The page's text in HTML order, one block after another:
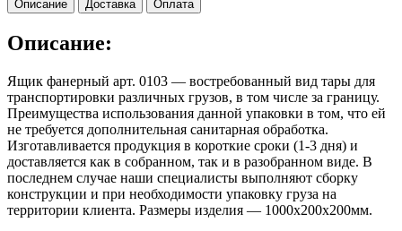
Описание Доставка Оплата
Описание:
Ящик фанерный арт. 0103 — востребованный вид тары для
транспортировки различных грузов, в том числе за границу.
Преимущества использования данной упаковки в том, что ей
не требуется дополнительная санитарная обработка.
Изготавливается продукция в короткие сроки (1-3 дня) и
доставляется как в собранном, так и в разобранном виде. В
последнем случае наши специалисты выполняют сборку
конструкции и при необходимости упаковку груза на
территории клиента. Размеры изделия — 1000х200х200мм.